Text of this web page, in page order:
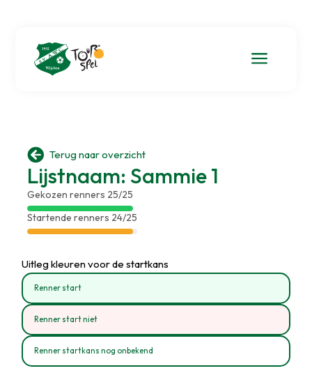
a
 Terug naar overzicht
Lijstnaam: Sammie 1
Gekozen renners 25/25
Startende renners 24/25
Uitleg kleuren voor de startkans
Renner start
Renner start niet
Renner startkans nog onbekend